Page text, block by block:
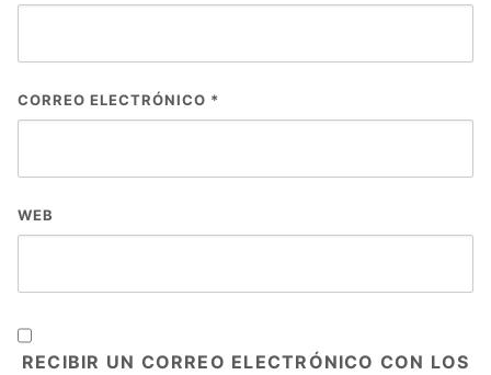
CORREO ELECTRÓNICO *
WEB
RECIBIR UN CORREO ELECTRÓNICO CON LOS